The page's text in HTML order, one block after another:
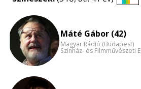
Máté Gábor (42)
Magyar Rádió (Budapest)
Színház- és Filmművészeti